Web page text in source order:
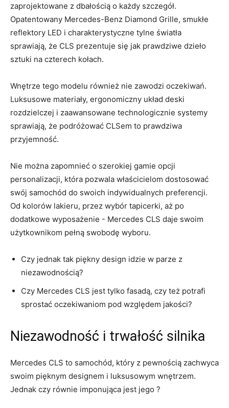
zaprojektowane z dbałością ⁤o ⁣każdy szczegół.
Opatentowany⁣ Mercedes-Benz‍ Diamond Grille, smukłe⁣
reflektory LED i⁢ charakterystyczne tylne światła
⁢sprawiają, że CLS prezentuje się ‍jak prawdziwe dzieło
sztuki na czterech kołach.
Wnętrze ⁣tego⁣ modelu również nie zawodzi oczekiwań.
Luksusowe materiały, ergonomiczny układ⁢ deski
rozdzielczej i ⁢zaawansowane⁤ technologicznie systemy
sprawiają, że ‌podróżować CLSem to prawdziwa
przyjemność.
Nie można zapomnieć o ⁢szerokiej gamie opcji ​
personalizacji, która pozwala ​właścicielom dostosować
swój⁣ samochód do swoich indywidualnych preferencji.
Od kolorów lakieru, przez wybór tapicerki,⁢ aż ‌po
dodatkowe wyposażenie -⁢ Mercedes CLS daje swoim
⁢użytkownikom pełną ⁣swobodę wyboru.
Czy jednak tak piękny⁢ design idzie w parze z
‍niezawodnością?
Czy Mercedes CLS jest tylko ⁣fasadą, czy‍ też potrafi
‌sprostać oczekiwaniom​ pod względem jakości?
Niezawodność i trwałość​ silnika
Mercedes ‍CLS to samochód, który z pewnością ‍zachwyca
swoim pięknym ​designem‌ i ⁤luksusowym wnętrzem.
Jednak czy równie imponująca jest jego ?